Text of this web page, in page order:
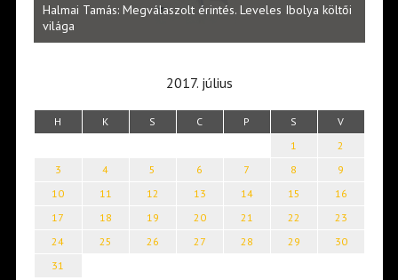
Halmai Tamás: Megválaszolt érintés. Leveles Ibolya költői
világa
2017. július
H K S C P S V
1
2
3
4 5 6 7 8
9
10
11 12 13 14 15
16
17
18 19 20 21 22
23
24
25 26 27 28 29
30
31